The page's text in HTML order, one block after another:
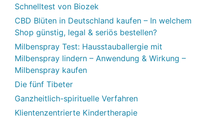
Schnelltest von Biozek
CBD Blüten in Deutschland kaufen – In welchem
Shop günstig, legal & seriös bestellen?
Milbenspray Test: Hausstauballergie mit
Milbenspray lindern – Anwendung & Wirkung –
Milbenspray kaufen
Die fünf Tibeter
Ganzheitlich-spirituelle Verfahren
Klientenzentrierte Kindertherapie